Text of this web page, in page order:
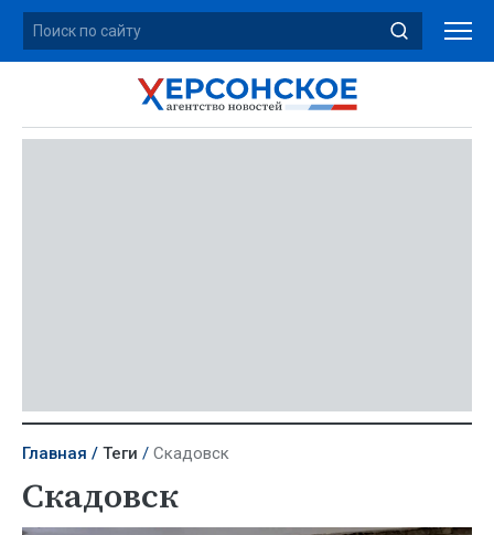
Главная Теги Скадовск
Скадовск